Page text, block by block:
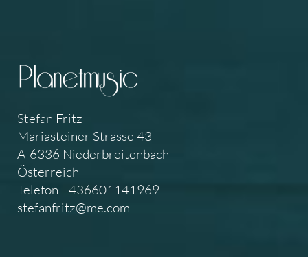
Stefan Fritz
Mariasteiner Strasse 43
A-6336 Niederbreitenbach
Österreich
Telefon +436601141969
stefanfritz@me.com